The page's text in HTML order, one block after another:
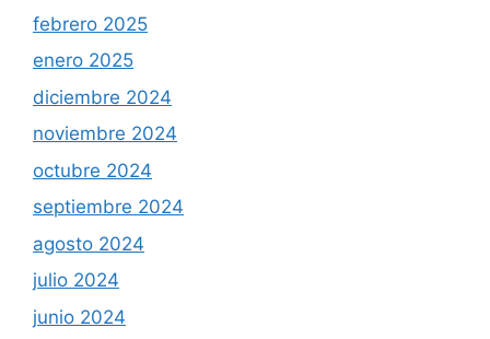
febrero 2025
enero 2025
diciembre 2024
noviembre 2024
octubre 2024
septiembre 2024
agosto 2024
julio 2024
junio 2024